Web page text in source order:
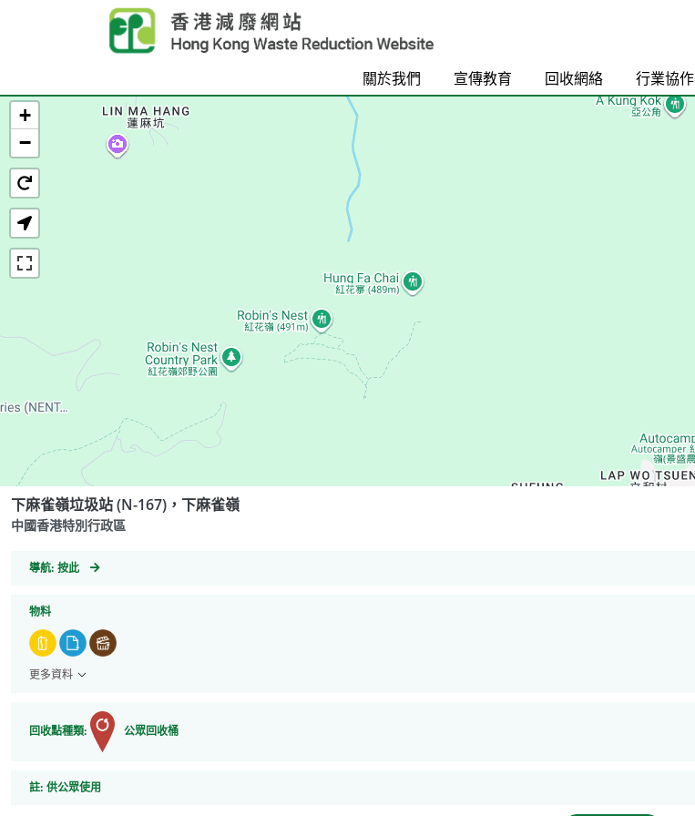
Skip to main content
關於我們 宣傳教育 回收網絡 行業協作
首頁
+
−
中國香港特別行政區
下麻雀嶺垃圾站 (N-167)，下麻雀嶺
導航: GeoCoordinates
按此
物料
更多資料
回收點種類: 公眾回收桶
註: 註
供公眾使用